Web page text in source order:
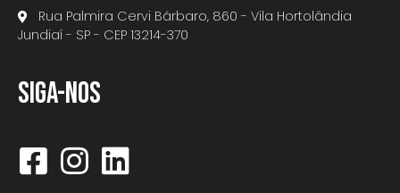
Rua Palmira Cervi Bárbaro, 860 - Vila Hortolândia
Jundiaí - SP - CEP 13214-370
SIGA-NOS